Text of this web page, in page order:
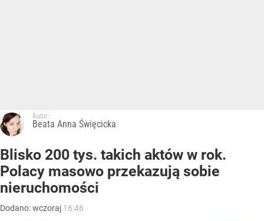
Autor:
Beata Anna Święcicka
Blisko 200 tys. takich aktów w rok.
Polacy masowo przekazują sobie
nieruchomości
Dodano:wczoraj 16:46